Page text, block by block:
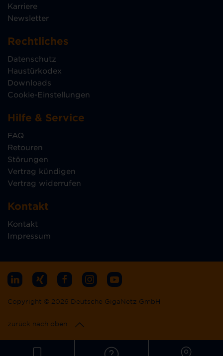
Karriere
Newsletter
Rechtliches
Datenschutz
Haustürkodex
Downloads
Cookie-Einstellungen
Hilfe & Service
FAQ
Retouren
Störungen
Vertrag kündigen
Vertrag widerrufen
Kontakt
Kontakt
Impressum
Copyright © 2026 Deutsche GigaNetz GmbH
zurück nach oben